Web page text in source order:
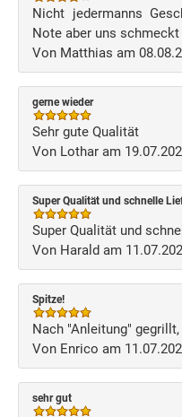
Nicht jedermanns
Note aber uns
Von Matthias am
gerne wieder
Sehr gute Qualität
Von Lothar am
Super Qualität und schnelle
Super Qualität und
Von Harald am
Spitze!
Nach "Anleitung"
Von Enrico am
sehr gut